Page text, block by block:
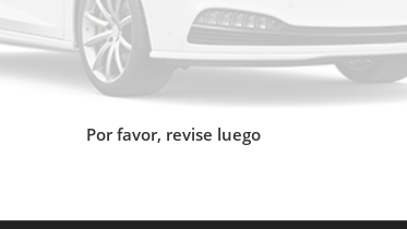
Por favor, revise luego